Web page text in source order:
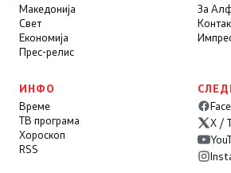
Македонија
Свет
Економија
Прес-релис
За
ИНФО
Време
ТВ програма
Хороскоп
RSS
X /